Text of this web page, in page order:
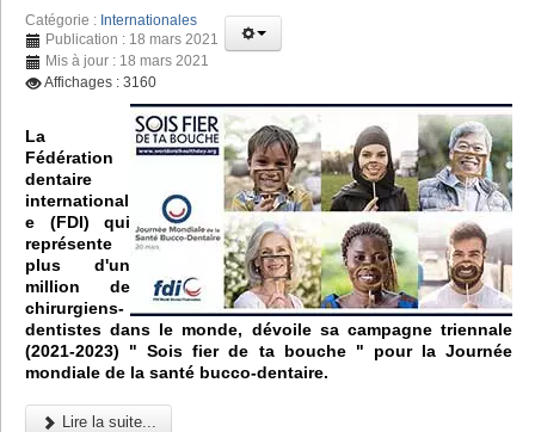
Catégorie : Internationales
Publication : 18 mars 2021
Mis à jour : 18 mars 2021
Affichages : 3160
La
Fédération
dentaire
international
e (FDI) qui
représente
plus d'un
million de
chirurgiens-
dentistes dans le monde, dévoile sa campagne triennale
(2021-2023) " Sois fier de ta bouche " pour la Journée
mondiale de la santé bucco-dentaire.
Lire la suite...